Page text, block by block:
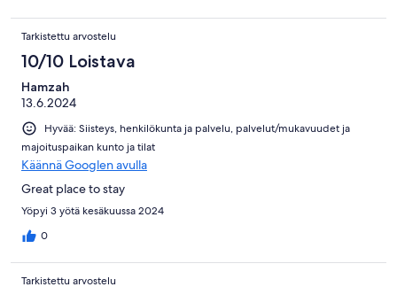
Tarkistettu arvostelu
10/10 Loistava
Hamzah
13.6.2024
Hyvää: Siisteys, henkilökunta ja palvelu, palvelut/mukavuudet ja
majoituspaikan kunto ja tilat
Käännä Googlen avulla
Great place to stay
Yöpyi 3 yötä kesäkuussa 2024
0
Tarkistettu arvostelu